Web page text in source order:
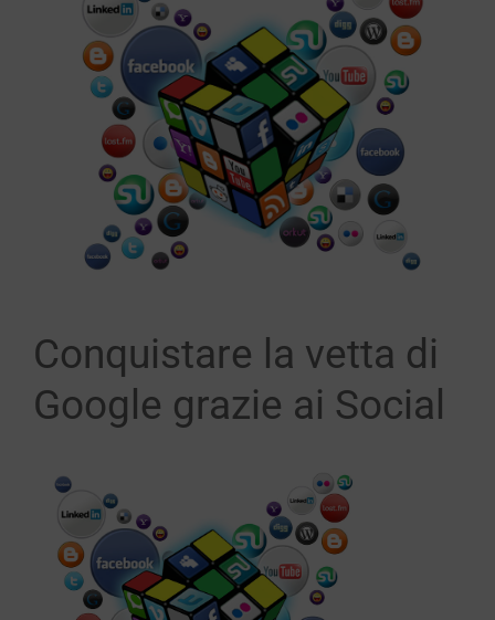
Conquistare la vetta di
Google grazie ai Social